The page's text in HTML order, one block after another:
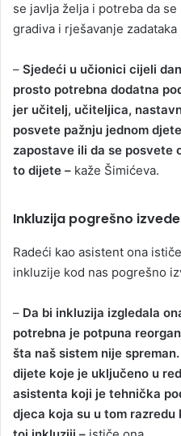
se javlja želja i potreba da
gradiva i rješavanje
– Sjedeći u učionici cijeli
prosto potrebna dodatna
jer učitelj, učiteljica,
posvete pažnju jednom
zapostave ili da se posvete
to dijete – kaže Šimićeva.
Inkluzija pogrešno
Radeći kao asistent ona
inkluzije kod nas pogrešno
– Da bi inkluzija izgledala
potrebna je potpuna
šta naš sistem nije
dijete koje je uključeno u
asistenta koji je tehnička
djeca koja su u tom